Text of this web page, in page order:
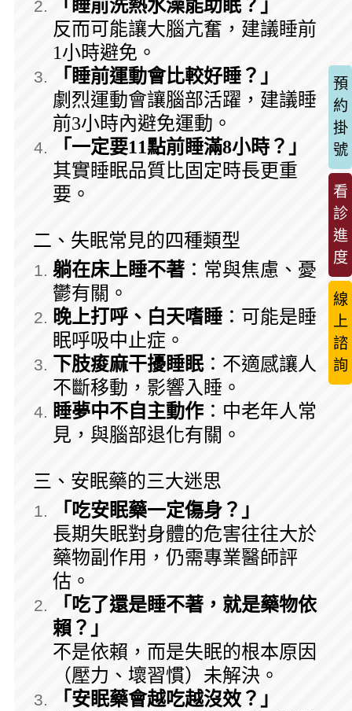
預
約
掛
號
看
診
進
度
線
上
諮
詢
「睡前洗熱水澡能助眠？」
反而可能讓大腦亢奮，建議睡前
1小時避免。
「睡前運動會比較好睡？」
劇烈運動會讓腦部活躍，建議睡
前3小時內避免運動。
「一定要11點前睡滿8小時？」
其實睡眠品質比固定時長更重
要。
二、失眠常見的四種類型
躺在床上睡不著：常與焦慮、憂
鬱有關。
晚上打呼、白天嗜睡：可能是睡
眠呼吸中止症。
下肢痠麻干擾睡眠：不適感讓人
不斷移動，影響入睡。
睡夢中不自主動作：中老年人常
見，與腦部退化有關。
三、安眠藥的三大迷思
「吃安眠藥一定傷身？」
長期失眠對身體的危害往往大於
藥物副作用，仍需專業醫師評
估。
「吃了還是睡不著，就是藥物依
賴？」
不是依賴，而是失眠的根本原因
（壓力、壞習慣）未解決。
「安眠藥會越吃越沒效？」